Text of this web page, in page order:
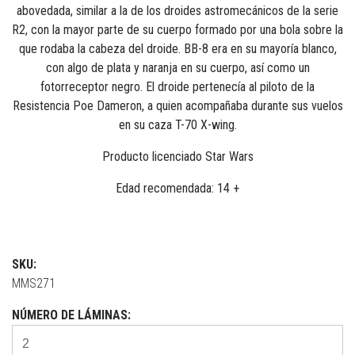
abovedada, similar a la de los droides astromecánicos de la serie
R2, con la mayor parte de su cuerpo formado por una bola sobre la
que rodaba la cabeza del droide. BB-8 era en su mayoría blanco,
con algo de plata y naranja en su cuerpo, así como un
fotorreceptor negro. El droide pertenecía al piloto de la
Resistencia Poe Dameron, a quien acompañaba durante sus vuelos
en su caza T-70 X-wing.
Producto licenciado Star Wars
Edad recomendada: 14 +
SKU:
MMS271
NÚMERO DE LÁMINAS: